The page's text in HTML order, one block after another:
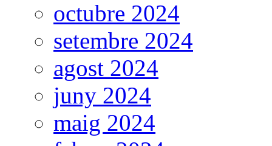
octubre 2024
setembre 2024
agost 2024
juny 2024
maig 2024